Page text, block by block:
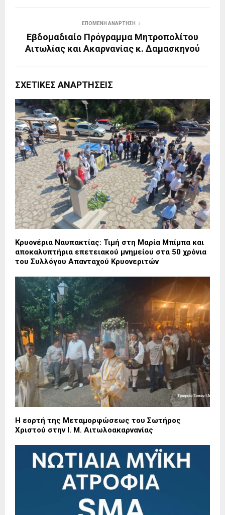
ΕΠΌΜΕΝΗ ΑΝΆΡΤΗΣΗ
Εβδομαδιαίο Πρόγραμμα Μητροπολίτου
Αιτωλίας και Ακαρνανίας κ. Δαμασκηνού
ΣΧΕΤΙΚΈΣ ΑΝΑΡΤΉΣΕΙΣ
Κρυονέρια Ναυπακτίας: Τιμή στη Μαρία Μπίμπα και
αποκαλυπτήρια επετειακού μνημείου στα 50 χρόνια
του Συλλόγου Απανταχού Κρυονεριτών
Η εορτή της Μεταμορφώσεως του Σωτήρος
Χριστού στην Ι. Μ. Αιτωλοακαρνανίας